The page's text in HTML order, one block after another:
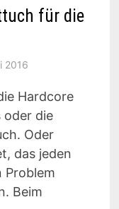
für die
2016
Hardcore
oder die
Oder
das jeden
Problem
Beim